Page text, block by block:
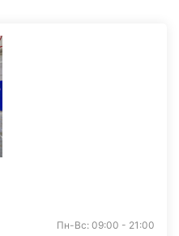
Пн-Вс: 09:00 - 21:00